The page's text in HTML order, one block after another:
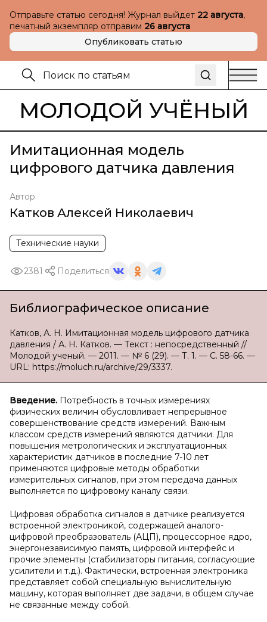
Отправьте статью сегодня! Журнал выйдет 22 августа,
печатный экземпляр отправим 26 августа
Опубликовать статью
МОЛОДОЙ УЧЁНЫЙ
Имитационная модель
цифрового датчика давления
Автор
Катков Алексей Николаевич
Технические науки
2381 Поделиться
Библиографическое описание
Катков, А. Н. Имитационная модель цифрового датчика
давления / А. Н. Катков. — Текст : непосредственный //
Молодой ученый. — 2011. — № 6 (29). — Т. 1. — С. 58-66. —
URL: https://moluch.ru/archive/29/3337.
Введение. Потребность в точных измерениях
физических величин обусловливает непрерывное
совершенствование средств измерений. Важным
классом средств измерений являются датчики. Для
повышения метрологических и эксплуатационных
характеристик датчиков в последние 7-10 лет
применяются цифровые методы обработки
измерительных сигналов, при этом передача данных
выполняется по цифровому каналу связи.
Цифровая обработка сигналов в датчике реализуется
встроенной электроникой, содержащей аналого-
цифровой преобразователь (АЦП), процессорное ядро,
энергонезависимую память, цифровой интерфейс и
прочие элементы (стабилизаторы питания, согласующие
усилители и т.д.). Фактически, встроенная электроника
представляет собой специальную вычислительную
машину, которая выполняет две задачи, в общем случае
не связанные между собой.